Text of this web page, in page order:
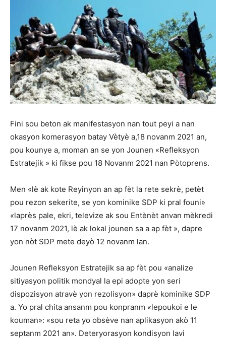
Fini sou beton ak manifestasyon nan tout peyi a nan
okasyon komerasyon batay Vètyè a,18 novanm 2021 an,
pou kounye a, moman an se yon Jounen «Refleksyon
Estratejik » ki fikse pou 18 Novanm 2021 nan Pòtoprens.
Men «lè ak kote Reyinyon an ap fèt la rete sekrè, petèt
pou rezon sekerite, se yon kominike SDP ki pral founi»
«laprès pale, ekri, televize ak sou Entènèt anvan mèkredi
17 novanm 2021, lè ak lokal jounen sa a ap fèt », dapre
yon nòt SDP mete deyò 12 novanm lan.
Jounen Refleksyon Estratejik sa ap fèt pou «analize
sitiyasyon politik mondyal la epi adopte yon seri
dispozisyon atravè yon rezolisyon» daprè kominike SDP
a. Yo pral chita ansanm pou konpranm «lepoukoi e le
kouman»: «sou reta yo obsève nan aplikasyon akò 11
septanm 2021 an». Deteryorasyon kondisyon lavi